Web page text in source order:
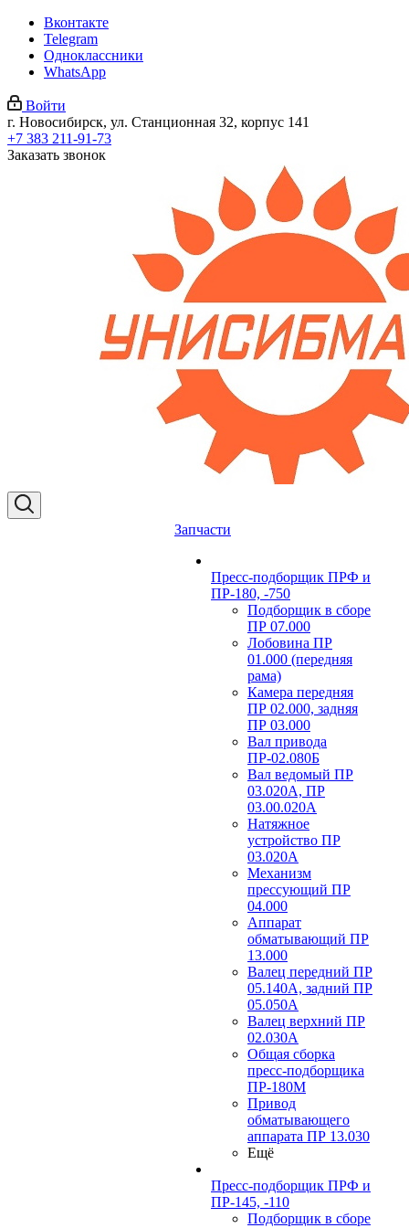
Вконтакте
Telegram
Одноклассники
WhatsApp
Войти
г. Новосибирск, ул. Станционная 32, корпус 141
+7 383 211-91-73
Заказать звонок
Запчасти
Пресс-подборщик ПРФ и
ПР-180, -750
Подборщик в сборе
ПР 07.000
Лобовина ПР
01.000 (передняя
рама)
Камера передняя
ПР 02.000, задняя
ПР 03.000
Вал привода
ПР-02.080Б
Вал ведомый ПР
03.020А, ПР
03.00.020А
Натяжное
устройство ПР
03.020A
Механизм
прессующий ПР
04.000
Аппарат
обматывающий ПР
13.000
Валец передний ПР
05.140A, задний ПР
05.050A
Валец верхний ПР
02.030A
Общая сборка
пресс-подборщика
ПР-180М
Привод
обматывающего
аппарата ПР 13.030
Ещё
Пресс-подборщик ПРФ и
ПР-145, -110
Подборщик в сборе